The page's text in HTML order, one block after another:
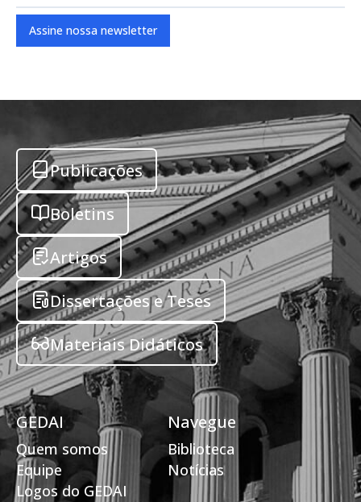
Assine nossa newsletter
Publicações
Boletins
Artigos
Dissertações e Teses
Materiais Didáticos
GEDAI
Quem somos
Equipe
Logos do GEDAI
Navegue
Biblioteca
Notícias